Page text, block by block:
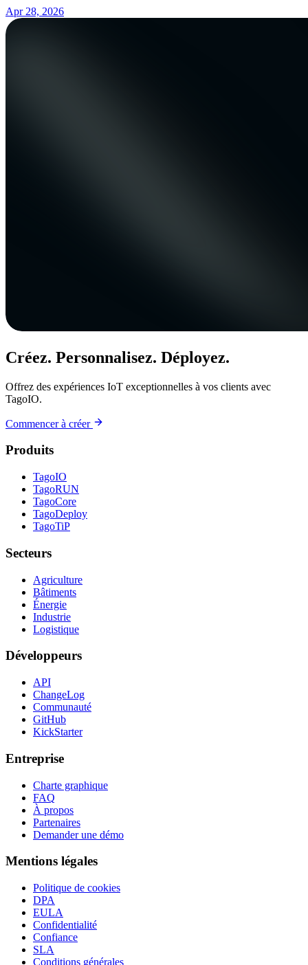
Apr 28, 2026
Créez. Personnalisez. Déployez.
Offrez des expériences IoT exceptionnelles à vos clients avec
TagoIO.
Commencer à créer
Produits
TagoIO
TagoRUN
TagoCore
TagoDeploy
TagoTiP
Secteurs
Agriculture
Bâtiments
Énergie
Industrie
Logistique
Développeurs
API
ChangeLog
Communauté
GitHub
KickStarter
Entreprise
Charte graphique
FAQ
À propos
Partenaires
Demander une démo
Mentions légales
Politique de cookies
DPA
EULA
Confidentialité
Confiance
SLA
Conditions générales